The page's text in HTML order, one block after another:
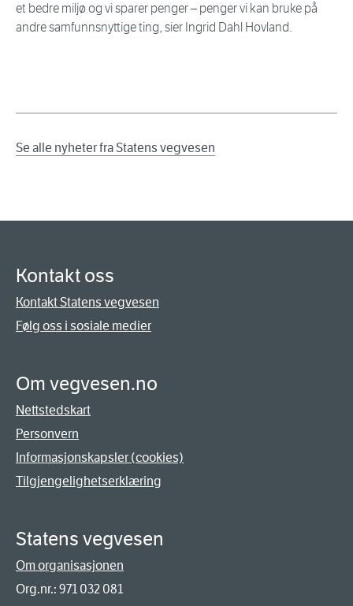
et bedre miljø og vi sparer penger – penger vi kan bruke på
andre samfunnsnyttige ting, sier Ingrid Dahl Hovland.
Se alle nyheter fra Statens vegvesen
Kontakt oss
Kontakt Statens vegvesen
Følg oss i sosiale medier
Om vegvesen.no
Nettstedskart
Personvern
Informasjonskapsler (cookies)
Tilgjengelighetserklæring
Statens vegvesen
Om organisasjonen
Org.nr.: 971 032 081